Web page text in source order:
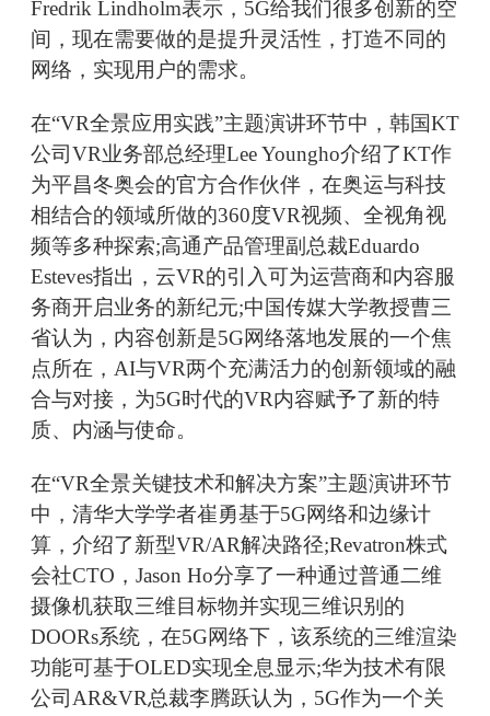
Fredrik Lindholm表示，5G给我们很多创新的空
间，现在需要做的是提升灵活性，打造不同的
网络，实现用户的需求。
在“VR全景应用实践”主题演讲环节中，韩国KT
公司VR业务部总经理Lee Youngho介绍了KT作
为平昌冬奥会的官方合作伙伴，在奥运与科技
相结合的领域所做的360度VR视频、全视角视
频等多种探索;高通产品管理副总裁Eduardo
Esteves指出，云VR的引入可为运营商和内容服
务商开启业务的新纪元;中国传媒大学教授曹三
省认为，内容创新是5G网络落地发展的一个焦
点所在，AI与VR两个充满活力的创新领域的融
合与对接，为5G时代的VR内容赋予了新的特
质、内涵与使命。
在“VR全景关键技术和解决方案”主题演讲环节
中，清华大学学者崔勇基于5G网络和边缘计
算，介绍了新型VR/AR解决路径;Revatron株式
会社CTO，Jason Ho分享了一种通过普通二维
摄像机获取三维目标物并实现三维识别的
DOORs系统，在5G网络下，该系统的三维渲染
功能可基于OLED实现全息显示;华为技术有限
公司AR&VR总裁李腾跃认为，5G作为一个关